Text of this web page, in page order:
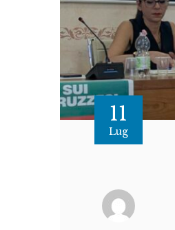
11
Lug